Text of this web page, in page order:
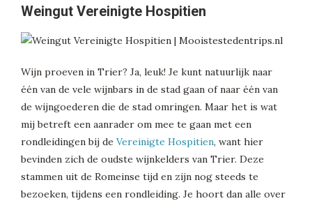
Weingut Vereinigte Hospitien
Wijn proeven in Trier? Ja, leuk! Je kunt natuurlijk naar
één van de vele wijnbars in de stad gaan of naar één van
de wijngoederen die de stad omringen. Maar het is wat
mij betreft een aanrader om mee te gaan met een
rondleidingen bij de Vereinigte Hospitien, want hier
bevinden zich de oudste wijnkelders van Trier. Deze
stammen uit de Romeinse tijd en zijn nog steeds te
bezoeken, tijdens een rondleiding. Je hoort dan alle over